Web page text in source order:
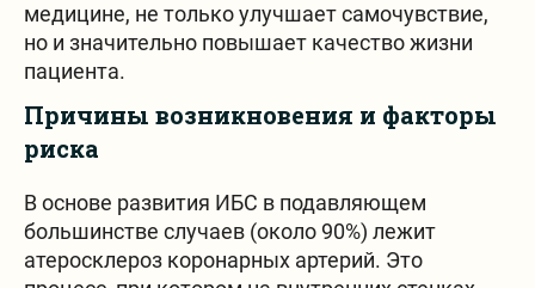
Заявка на бронь
медицине, не только улучшает самочувствие,
но и значительно повышает качество жизни
пациента.
Причины возникновения и факторы
риска
В основе развития ИБС в подавляющем
большинстве случаев (около 90%) лежит
атеросклероз коронарных артерий. Это